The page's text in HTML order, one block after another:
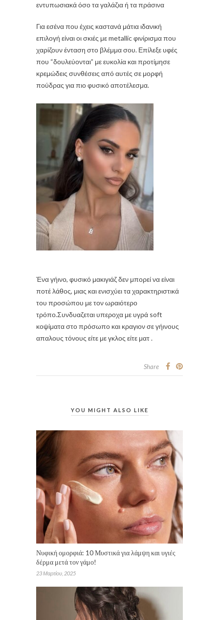
εντυπωσιακά όσο τα γαλάζια ή τα πράσινα
Για εσένα που έχεις καστανά μάτια ιδανική
επιλογή είναι οι σκιές με metallic φινίρισμα που
χαρίζουν ένταση στο βλέμμα σου. Επίλεξε υφές
που “δουλεύονται” με ευκολία και προτίμησε
κρεμώδεις συνθέσεις από αυτές σε μορφή
πούδρας για πιο φυσικό αποτέλεσμα.
Ένα γήινο, φυσικό μακιγιάζ δεν μπορεί να είναι
ποτέ λάθος, μιας και ενισχύει τα χαρακτηριστικά
του προσώπου με τον ωραιότερο
τρόπο.Συνδυαζεται υπεροχα με υγρά soft
κοψίματα στο πρόσωπο και κραγιον σε γήινους
απαλους τόνους είτε με γκλος είτε ματ .
Share
YOU MIGHT ALSO LIKE
Νυφική ομορφιά: 10 Μυστικά για λάμψη και υγιές
δέρμα μετά τον γάμο!
23 Μαρτίου, 2025